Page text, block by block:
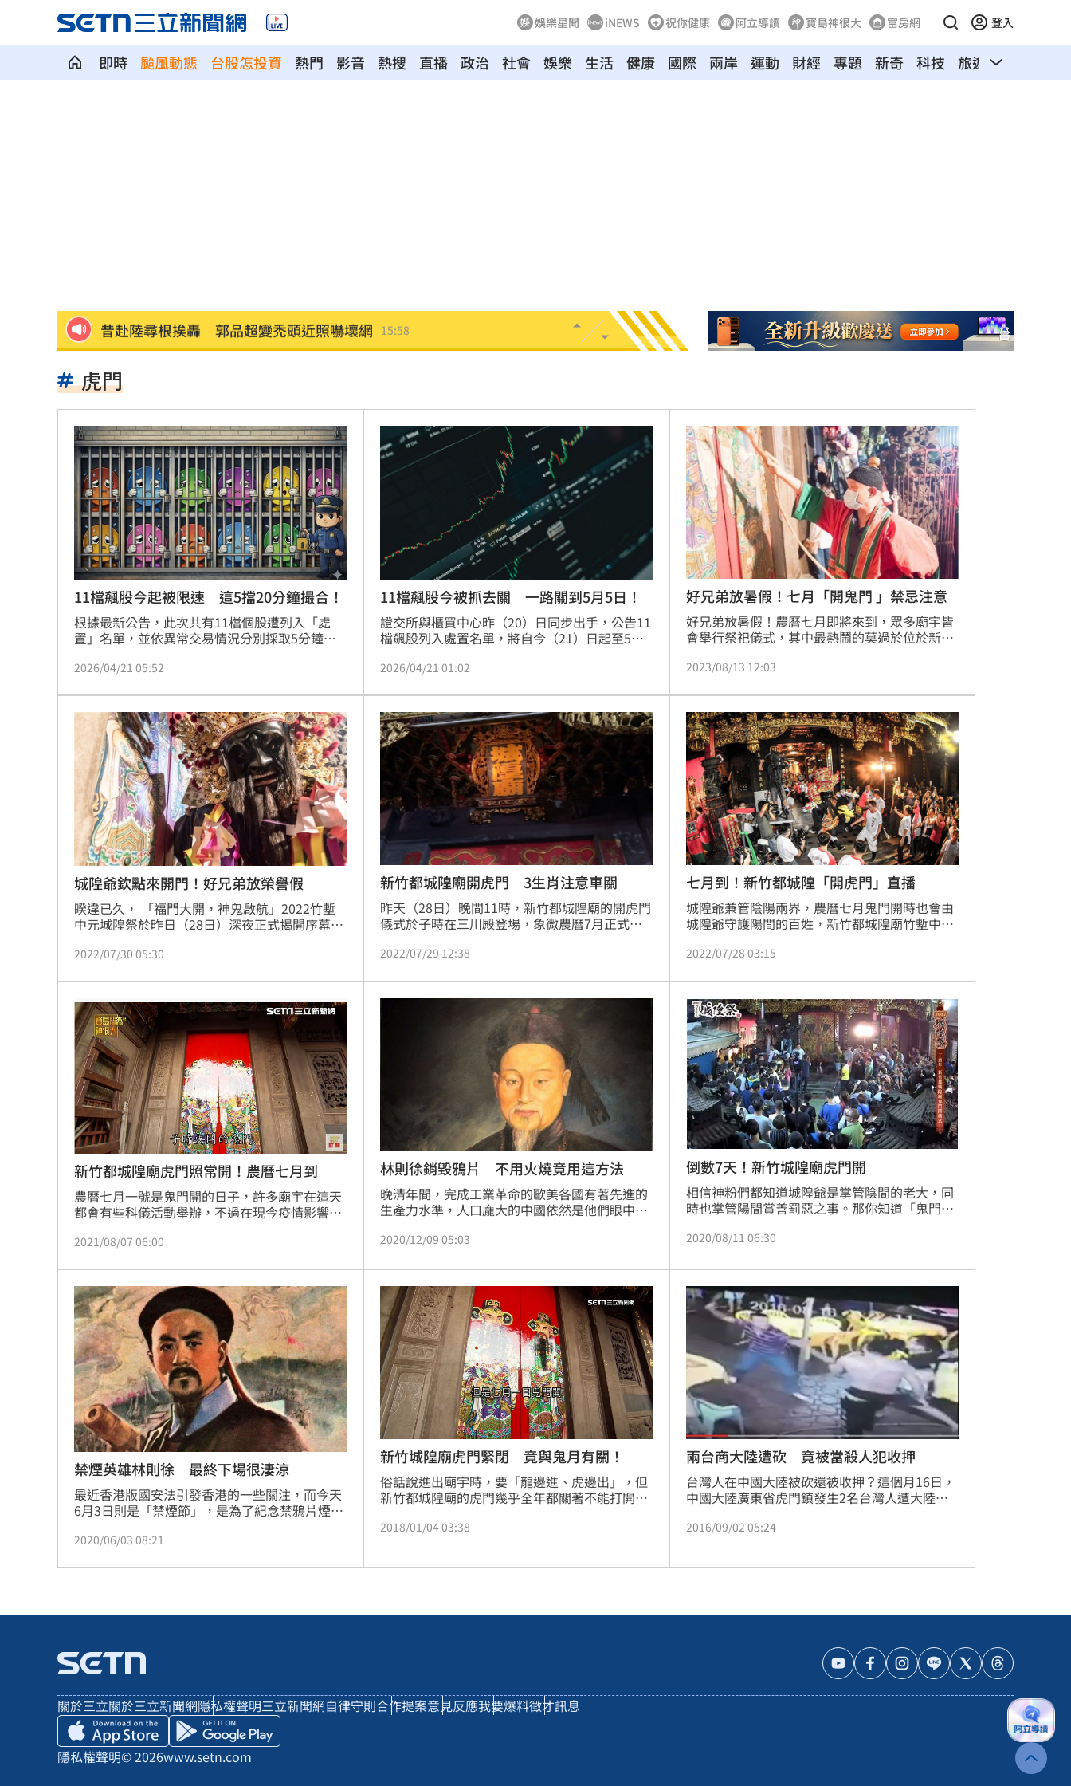
娛樂星聞 iNEWS 祝你健康 阿立導讀 寶島神很大 富房網 登入
即時 颱風動態 台股怎投資 熱門 影音 熱搜 直播 政治 社會 娛樂 生活 健康 國際 兩岸 運動 財經 專題 新奇 科技 旅遊 汽車
昔赴陸尋根挨轟 郭品超變禿頭近照嚇壞網 15:58
選手一開口驚豔全場 歌王聽到一半變臉 15:55
蔡英文助攻蘇巧慧 李四川曝「大咖」應戰 15:52
中企署攜3科技公司 助中小企業數位轉型
涉湮滅學生失蹤案證據 墨西哥前州長被捕 15:46
統一火力低迷需要洋砲？ 外籍打教給看法
漢光42／戰時聯合運輸實兵演練 現場曝 15:44
職涯剛起步 24歲足球員「上場被雷劈死」
新／華邦電營收年增160.97% 股價評析 15:42
新／4高中生三峽河戲水 1溺水救起命危 15:41
楠梓科學園區爆意外！電子廠鷹架剝離墜樓 15:41
伊禁美以船通行荷莫茲海峽 違者罰貨值20% 15:40
吃堅果害上火、嘴破？醫曝：搭1物抗發炎 15:40
台灣彩券開獎直播中 20:31
LIVE三立+24小時直播 15:27
三立iNEWS新聞台線上直播
商場戰國來臨 台中「頂奢大道」逐漸成形
台彩父親節推新刮刮樂千萬頭獎超「爸」氣
「拍片人的多重宇宙」職涯論壇9/12登場！
8國球員齊聚高雄 Formosa 7s掀足球熱潮
理想混蛋號召粉絲跨海追星吃美食！ 18:15
虎門
11檔飆股今起被限速 這5擋20分鐘撮合！
根據最新公告，此次共有11檔個股遭列入「處
置」名單，並依異常交易情況分別採取5分鐘或
（20）日同步出手，公告11檔飆股列入處置名
制，其中多檔個股近6日漲幅動輒超過30%甚至
逾50%，部分更在90日內飆漲逾200%，市場投
機氣氛升溫也引發主管機關關注，投資人情緒轉
趨謹慎。
2026/04/21 05:52
11檔飆股今被抓去關 一路關到5月5日！
證交所與櫃買中心昨（20）日同步出手，公告11
檔飆股列入處置名單，將自今（21）日起至5月5
輒超過30%甚至逾50%，部分更在90日內飆漲逾
注，投資人情緒轉趨謹慎。
2026/04/21 01:02
好兄弟放暑假！七月「開鬼門 」禁忌注意
好兄弟放暑假！農曆七月即將來到，眾多廟宇皆
會舉行祭祀儀式，其中最熱鬧的莫過於位於新竹
舉行，但在虎門開啟的瞬間，仍可看見眾多民眾
廟「開福門」儀式是怎麼來進行的呢？就讓我們
繼續看下去吧！
2023/08/13 12:03
城隍爺欽點來開門！好兄弟放榮譽假
睽違已久， 「福門大開，神鬼啟航」2022竹塹
中元城隍祭於昨日（28日）深夜正式揭開序幕，
開，新竹都城隍廟總幹事鄭耕亞表示福門等同於
出對於好兄弟至關重要，每年都需由城隍爺篩選
出表現良好者才方可出虎門，也就是放為期一個
月的「榮譽假」。此月也為祭祀月，信徒也可準
備祭品來祭祀好兄弟。
2022/07/30 05:30
新竹都城隍廟開虎門 3生肖注意車關
昨天（28日）晚間11時，新竹都城隍廟的開虎門
儀式於子時在三川殿登場，象微農曆7月正式到
竹都城隍廟未來幾天也都會有其他活動，感興趣
2022/07/29 12:38
七月到！新竹都城隍「開虎門」直播
城隍爺兼管陰陽兩界，農曆七月鬼門開時也會由
城隍爺守護陽間的百姓，新竹都城隍廟竹塹中元
續過往「福門大開、夯枷解厄、查夜暗訪、遶境
囉！
2022/07/28 03:15
新竹都城隍廟虎門照常開！農曆七月到
農曆七月一號是鬼門開的日子，許多廟宇在這天
都會有些科儀活動舉辦，不過在現今疫情影響
城隍廟每年都吸引大批信眾前來觀賞的「開虎
避免群聚。究竟新竹都城隍廟「開虎門」儀式是
怎麼來進行的呢？就讓我們繼續看下去吧！
2021/08/07 06:00
林則徐銷毀鴉片 不用火燒竟用這方法
晚清年間，完成工業革命的歐美各國有著先進的
生產力水準，人口龐大的中國依然是他們眼中的
將紡織品運往印度，再從印度送鴉片到中國，又
（記者：陳宜加）
2020/12/09 05:03
倒數7天！新竹城隍廟虎門開
相信神粉們都知道城隍爺是掌管陰間的老大，同
時也掌管陽間賞善罰惡之事。那你知道「鬼門
嗎？今年寶島神很大即將在農曆七月初一鬼門開
都城隍廟開直播，把最即時的畫面帶給大家喔！
2020/08/11 06:30
禁煙英雄林則徐 最終下場很淒涼
最近香港版國安法引發香港的一些關注，而今天
6月3日則是「禁煙節」，是為了紀念禁鴉片煙的
片戰爭，最終清朝戰敗，在南京簽定的南京條約
何？（記者林辰彥／綜合報導）
2020/06/03 08:21
新竹城隍廟虎門緊閉 竟與鬼月有關！
俗話說進出廟宇時，要「龍邊進、虎邊出」，但
新竹都城隍廟的虎門幾乎全年都關著不能打開，
門」，如果隨便亂開，被「八爺」范將軍抓回來
2018/01/04 03:38
兩台商大陸遭砍 竟被當殺人犯收押
台灣人在中國大陸被砍還被收押？這個月16日，
中國大陸廣東省虎門鎮發生2名台灣人遭大陸男
然還被當成殺人犯，被依殺人罪收押，家屬還得
2016/09/02 05:24
關於三立關於三立新聞網隱私權聲明三立新聞網自律守則合作提案意見反應我要爆料徵才訊息
隱私權聲明© 2026www.setn.com